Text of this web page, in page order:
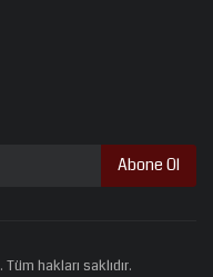
Abone Ol
hakları saklıdır.